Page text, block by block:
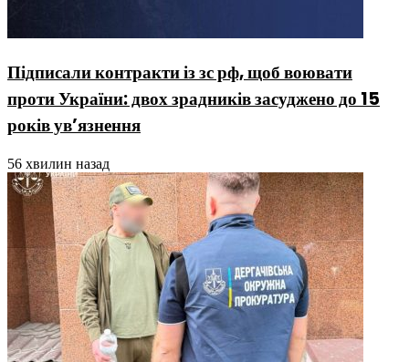
Підписали контракти із зс рф, щоб воювати
проти України: двох зрадників засуджено до 15
років ув’язнення
56 хвилин назад